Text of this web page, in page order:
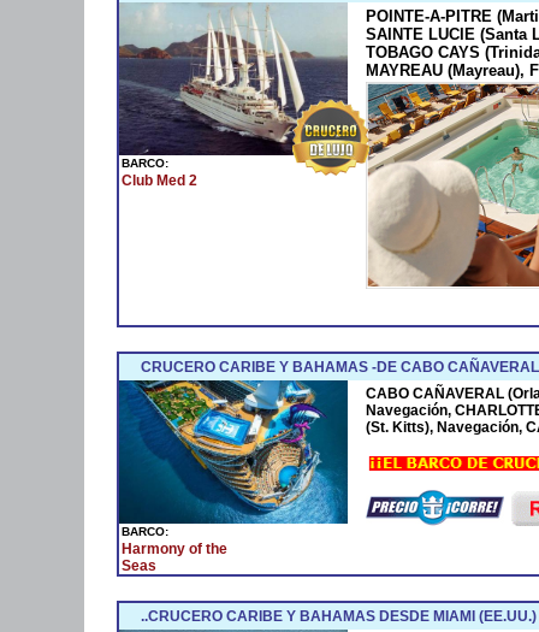
BARCO:
Club Med 2
POINTE-A-PITRE
SAINTE LUCIE (Santa
TOBAGO CAYS
MAYREAU (Mayreau),
CRUCERO CARIBE Y BAHAMAS -DE CABO
BARCO:
Harmony of the
Seas
CABO CAÑAVERAL
Navegación,
(St. Kitts), Navegación,
..CRUCERO CARIBE Y BAHAMAS DESDE MIAMI (EE.UU.)